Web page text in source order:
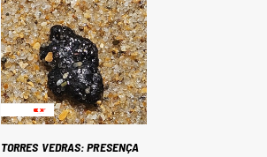
TORRES VEDRAS: PRESENÇA